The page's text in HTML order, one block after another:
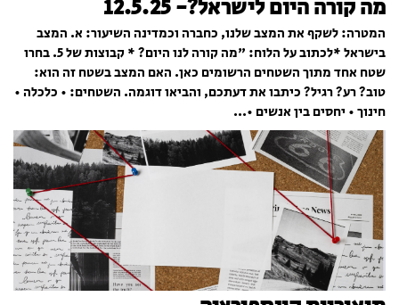
מה קורה היום לישראל?- 12.5.25
המטרה: לשקף את המצב שלנו, כחברה וכמדינה השיעור: א. המצב
בישראל *לכתוב על הלוח: "מה קורה לנו היום? * קבוצות של 5. בחרו
שטח אחד מתוך השטחים הרשומים כאן. האם המצב בשטח זה הוא:
טוב? רע? רגיל? כיתבו את דעתכם, והביאו דוגמה. השטחים: • כלכלה •
חינוך • יחסים בין אנשים •...